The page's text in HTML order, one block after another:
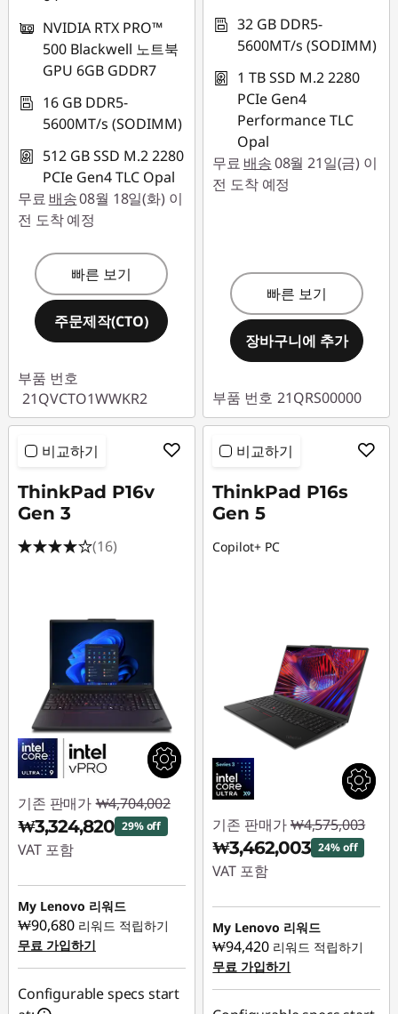
NVIDIA RTX PRO™
500 Blackwell 노트북
GPU 6GB GDDR7
16 GB DDR5-
5600MT/s (SODIMM)
512 GB SSD M.2 2280
PCIe Gen4 TLC Opal
무료 배송08월 18일(화) 이
전 도착 예정
빠른 보기
주문제작(CTO)
부품 번호
21QVCTO1WWKR2
32 GB DDR5-
5600MT/s (SODIMM)
1 TB SSD M.2 2280
PCIe Gen4
Performance TLC
Opal
무료 배송08월 21일(금) 이
전 도착 예정
빠른 보기
장바구니에 추가
부품 번호 21QRS00000
비교하기
ThinkPad P16v
Gen 3
(16)
기존 판매가 ₩4,704,002
₩3,324,820 29% off
VAT 포함
즉시 할인: :-
₩1,379,182
My Lenovo 리워드
₩90,680 리워드 적립하기
무료 가입하기
Configurable specs start
비교하기
ThinkPad P16s
Gen 5
Copilot+ PC
기존 판매가 ₩4,575,003
₩3,462,003 24% off
VAT 포함
즉시 할인: :-
₩1,113,000
My Lenovo 리워드
₩94,420 리워드 적립하기
무료 가입하기